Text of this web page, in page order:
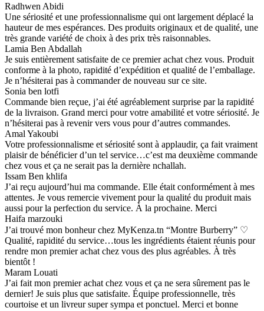
Radhwen Abidi
Une sériosité et une professionnalisme qui ont largement déplacé la
hauteur de mes espérances. Des produits originaux et de qualité, une
très grande variété de choix à des prix très raisonnables.
Lamia Ben Abdallah
Je suis entièrement satisfaite de ce premier achat chez vous. Produit
conforme à la photo, rapidité d’expédition et qualité de l’emballage.
Je n’hésiterai pas à commander de nouveau sur ce site.
Sonia ben lotfi
Commande bien reçue, j’ai été agréablement surprise par la rapidité
de la livraison. Grand merci pour votre amabilité et votre sériosité. Je
n’hésiterai pas à revenir vers vous pour d’autres commandes.
Amal Yakoubi
Votre professionnalisme et sériosité sont à applaudir, ça fait vraiment
plaisir de bénéficier d’un tel service…c’est ma deuxième commande
chez vous et ça ne serait pas la dernière nchallah.
Issam Ben khlifa
J’ai reçu aujourd’hui ma commande. Elle était conformément à mes
attentes. Je vous remercie vivement pour la qualité du produit mais
aussi pour la perfection du service. À la prochaine. Merci
Haifa marzouki
J’ai trouvé mon bonheur chez MyKenza.tn “Montre Burberry” ♡
Qualité, rapidité du service…tous les ingrédients étaient réunis pour
rendre mon premier achat chez vous des plus agréables. À très
bientôt !
Maram Louati
J’ai fait mon premier achat chez vous et ça ne sera sûrement pas le
dernier! Je suis plus que satisfaite. Équipe professionnelle, très
courtoise et un livreur super sympa et ponctuel. Merci et bonne